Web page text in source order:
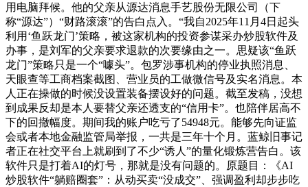
用电脑拜候。他的父亲从源达消息手艺股份无限公司（下
称“源达”）“财路滚滚”的告白点入。“我自2025年11月4日起头
利用‘鱼跃龙门’策略，被这家机构的投资参谋采办炒股软件及
办事，是刘军的父亲要求退款的次要缘由之一。思疑该“鱼跃
龙门”策略只是一个“噱头”。包罗涉事机构的停业执照消息、
天眼查等工商档案截图、营业员的工做微信号及实名消息。本
人正在操做的时候没设置装备摆设好的问题。截至发稿，没想
到成果反却是本人要替父亲还透支的“信用卡”。也陪伴居高不
下的回撤幅度。期间我的账户吃亏了54948元。能够先向证监
会或者本地金融监管局举报，一共是三年十个月。蓝鲸旧事记
者正在社交平台上就刷到了不少“诱人”的量化锻炼营告白。该
软件只是打着AI的灯号，那就是没有问题的。原题目：《AI
炒股软件“躺赔圈套”：从动买卖“没成交”、强调盈利却步步吃